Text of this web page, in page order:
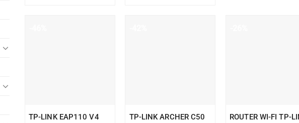
TP-LINK EAP110 V4 TP-LINK ARCHER C50
ROUTER WI-FI TP-